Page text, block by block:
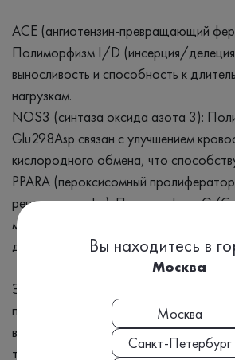
ACE (ангиотензин-превращающий
Полиморфизм I/D (инсерция/
выносливость и способность к
нагрузкам.
NOS3 (синтаза оксида азота 3):
Glu298Asp связан с улучшением
кислородного обмена, что
PPARA (пероксисомный
рецептор альфа): Полиморфизм G/C
метаболизм жиров и
длительных физических нагрузках.
Этот анализ помогает определить
предрасположенность к высокой
выносливости и может быть полезен
тренировок и спортивных достижений.
Вы находитесь в
Москва
Москва
Санкт-Петербург